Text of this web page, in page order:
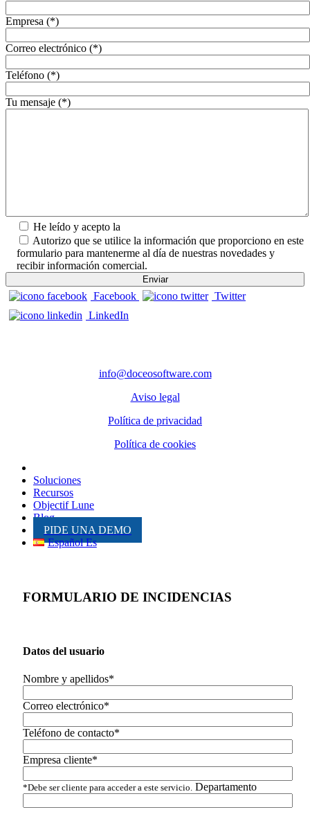
Empresa (*)
Correo electrónico (*)
Teléfono (*)
Tu mensaje (*)
He leído y acepto la
Autorizo que se utilice la información que proporciono en este
formulario para mantenerme al día de nuestras novedades y
recibir información comercial.
Facebook
Twitter
LinkedIn
info@doceosoftware.com
Aviso legal
Política de privacidad
Política de cookies
Soluciones
Recursos
Objectif Lune
Blog
PIDE UNA DEMO
Español Es
FORMULARIO DE INCIDENCIAS
Datos del usuario
Nombre y apellidos*
Correo electrónico*
Teléfono de contacto*
Empresa cliente*
*Debe ser cliente para acceder a este servicio. Departamento